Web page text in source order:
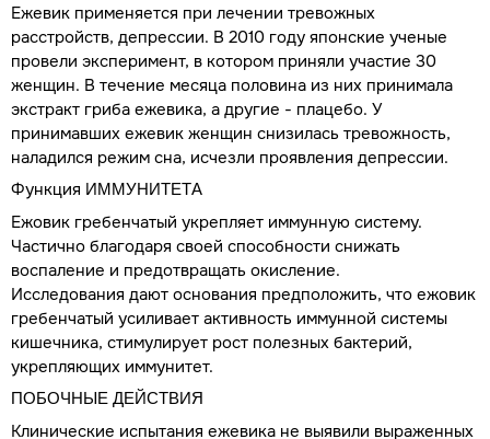
Ежевик применяется при лечении тревожных
расстройств, депрессии. В 2010 году японские ученые
провели эксперимент, в котором приняли участие 30
женщин. В течение месяца половина из них принимала
экстракт гриба ежевика, а другие - плацебо. У
принимавших ежевик женщин снизилась тревожность,
наладился режим сна, исчезли проявления депрессии.
Функция ИММУНИТЕТА
Ежовик гребенчатый укрепляет иммунную систему.
Частично благодаря своей способности снижать
воспаление и предотвращать окисление.
Исследования дают основания предположить, что ежовик
гребенчатый усиливает активность иммунной системы
кишечника, стимулирует рост полезных бактерий,
укрепляющих иммунитет.
ПОБОЧНЫЕ ДЕЙСТВИЯ
Клинические испытания ежевика не выявили выраженных